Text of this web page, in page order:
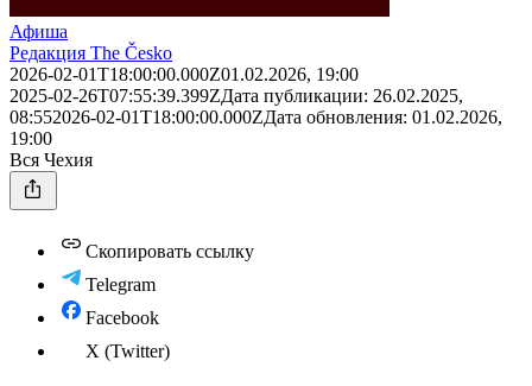
Афиша
Редакция The Česko
2026-02-01T18:00:00.000Z01.02.2026, 19:00
2025-02-26T07:55:39.399ZДата публикации: 26.02.2025,
08:552026-02-01T18:00:00.000ZДата обновления: 01.02.2026,
19:00
Вся Чехия
Скопировать ссылку
Telegram
Facebook
X (Twitter)